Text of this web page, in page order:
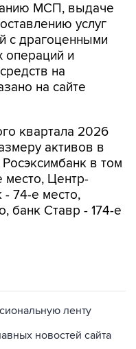
МСП, выдаче
услуг
с драгоценными
операций и
на
на сайте
квартала 2026
активов в
в том
место, Центр-
- 74-е место,
банк Ставр - 174-е
ленту
новостей сайта